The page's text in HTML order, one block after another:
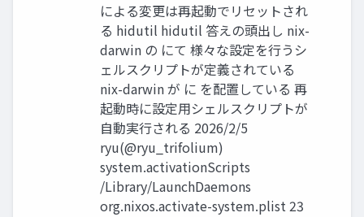
による変更は再起動でリセットされ
る hidutil hidutil 答えの頭出し nix-
darwin の にて 様々な設定を行うシ
ェルスクリプトが定義されている
nix-darwin が に を配置している 再
起動時に設定用シェルスクリプトが
自動実行される 2026/2/5
ryu(@ryu_trifolium)
system.activationScripts
/Library/LaunchDaemons
org.nixos.activate-system.plist 23